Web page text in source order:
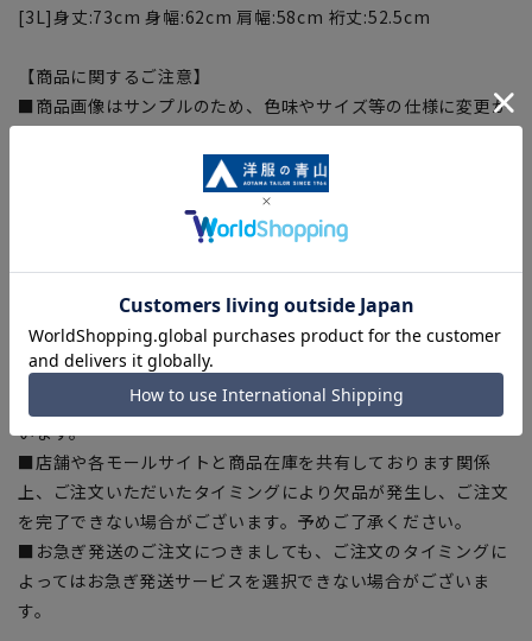
[3L]身丈:73cm 身幅:62cm 肩幅:58cm 裄丈:52.5cm
【商品に関するご注意】
■商品画像はサンプルのため、色味やサイズ等の仕様に変更が
■ゆとり感には個人差があります。サイズ表を確認の上、ご購
入の目安としてご利用ください。
■生地や仕様・デザインにより、着用感や実際のサイズ表に若
部、商品現物におすすめサイズ(ヌードサイズ)を記載している
商品もございます。
■ブラウザやお使いのモニター環境、また撮影時の室内外の光
加減により、実際の商品と掲載画像の色味が異なる場合がござ
います。
■店舗や各モールサイトと商品在庫を共有しております関係
上、ご注文いただいたタイミングにより欠品が発生し、ご注文
を完了できない場合がございます。予めご了承ください。
■お急ぎ発送のご注文につきましても、ご注文のタイミングに
よってはお急ぎ発送サービスを選択できない場合がございま
す。